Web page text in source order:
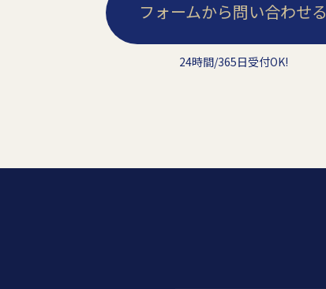
フォームから問い合わせる
24時間/365日受付OK!